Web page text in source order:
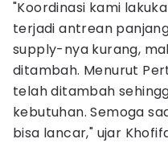
"Koordinasi kami
terjadi antrean
supply-nya kurang,
ditambah. Menurut
telah ditambah
kebutuhan. Semoga
bisa lancar," ujar